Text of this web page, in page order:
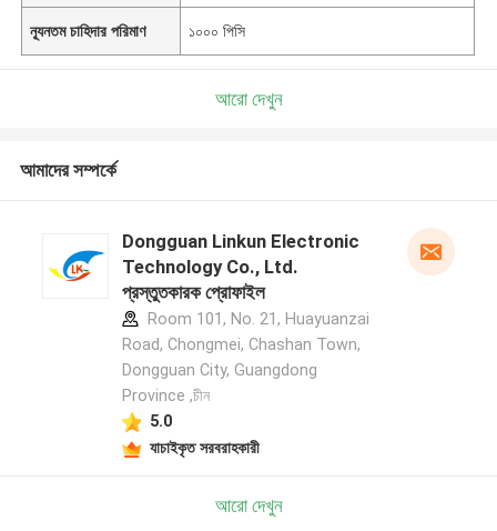
ন্যূনতম চাহিদার পরিমাণ ১০০০ পিসি
আরো দেখুন
আমাদের সম্পর্কে
Dongguan Linkun Electronic
Technology Co., Ltd.
প্রস্তুতকারক প্রোফাইল
Room 101, No. 21, Huayuanzai
Road, Chongmei, Chashan Town,
Dongguan City, Guangdong
Province ,চীন
5.0
যাচাইকৃত সরবরাহকারী
আরো দেখুন